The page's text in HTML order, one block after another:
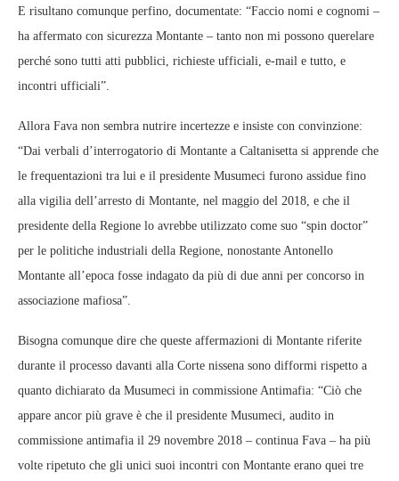
E risultano comunque perfino, documentate: “Faccio nomi e cognomi –
ha affermato con sicurezza Montante – tanto non mi possono querelare
perché sono tutti atti pubblici, richieste ufficiali, e-mail e tutto, e
incontri ufficiali”.
Allora Fava non sembra nutrire incertezze e insiste con convinzione:
“Dai verbali d’interrogatorio di Montante a Caltanisetta si apprende che
le frequentazioni tra lui e il presidente Musumeci furono assidue fino
alla vigilia dell’arresto di Montante, nel maggio del 2018, e che il
presidente della Regione lo avrebbe utilizzato come suo “spin doctor”
per le politiche industriali della Regione, nonostante Antonello
Montante all’epoca fosse indagato da più di due anni per concorso in
associazione mafiosa”.
Bisogna comunque dire che queste affermazioni di Montante riferite
durante il processo davanti alla Corte nissena sono difformi rispetto a
quanto dichiarato da Musumeci in commissione Antimafia: “Ciò che
appare ancor più grave è che il presidente Musumeci, audito in
commissione antimafia il 29 novembre 2018 – continua Fava – ha più
volte ripetuto che gli unici suoi incontri con Montante erano quei tre